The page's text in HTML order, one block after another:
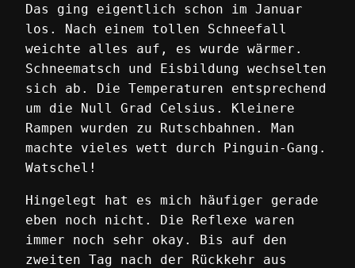
Das ging eigentlich schon im Januar
los. Nach einem tollen Schneefall
weichte alles auf, es wurde wärmer.
Schneematsch und Eisbildung wechselten
sich ab. Die Temperaturen entsprechend
um die Null Grad Celsius. Kleinere
Rampen wurden zu Rutschbahnen. Man
machte vieles wett durch Pinguin-Gang.
Watschel!
Hingelegt hat es mich häufiger gerade
eben noch nicht. Die Reflexe waren
immer noch sehr okay. Bis auf den
zweiten Tag nach der Rückkehr aus